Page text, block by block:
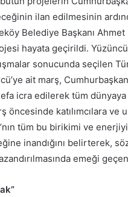
ilan edilmesinin
Belediye Başkanı
hayata geçirildi.
sonucunda seçilen
ait marş,
icra edilerek tüm
öncesinde katılımcılara ve
tüm bu birikimi ve
inandığını belirterek,
emeği